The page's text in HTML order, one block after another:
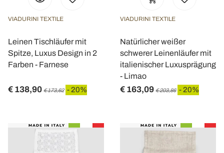
VIADURINI TEXTILE
Leinen Tischläufer mit
Spitze, Luxus Design in 2
Farben - Farnese
€ 138,90 € 173,62 - 20%
VIADURINI TEXTILE
Natürlicher weißer
schwerer Leinenläufer mit
italienischer Luxusprägung
- Limao
€ 163,09 € 203,86 - 20%